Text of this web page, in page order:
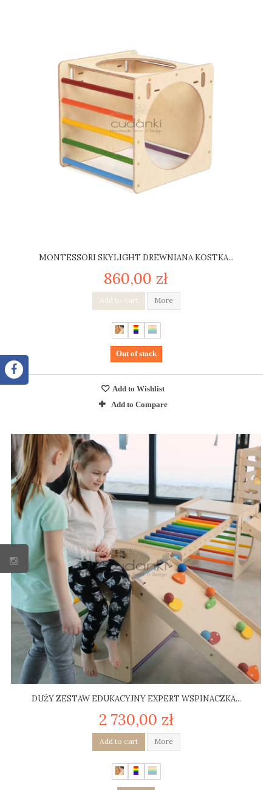
MONTESSORI SKYLIGHT DREWNIANA KOSTKA...
860,00 zł
Add to cart More
Out of stock
Add to Wishlist
Add to Compare
DUŻY ZESTAW EDUKACYJNY EXPERT WSPINACZKA...
2 730,00 zł
Add to cart More